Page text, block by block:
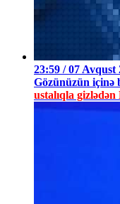
23:59 / 07 Avqust
Gözünüzün içinə
ustalıqla